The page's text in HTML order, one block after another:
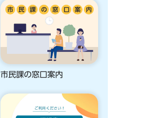
市民課の窓口案内